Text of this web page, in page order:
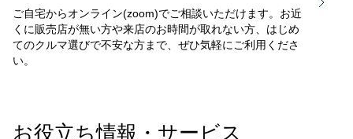
ご自宅からオンライン(zoom)でご相談いただけます。お近
くに販売店が無い方や来店のお時間が取れない方、はじめ
てのクルマ選びで不安な方まで、ぜひ気軽にご利用くださ
い。
お役立ち情報・サービス